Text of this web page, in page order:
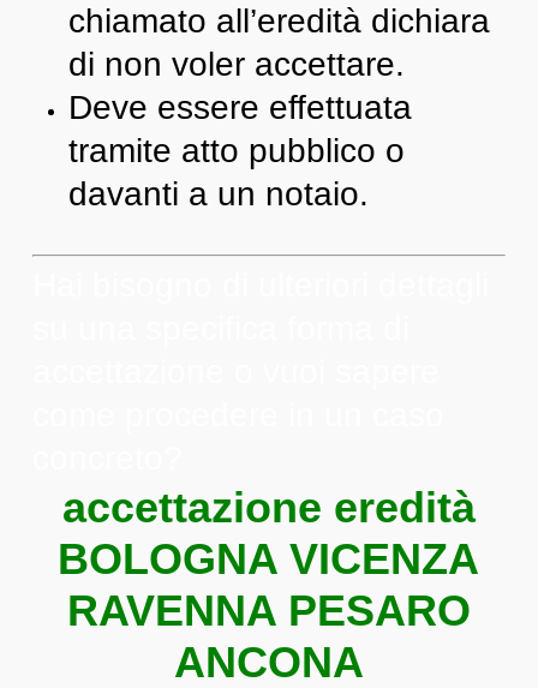
chiamato all’eredità dichiara
di non voler accettare.
Deve essere effettuata
tramite atto pubblico o
davanti a un notaio.
accettazione eredità
BOLOGNA VICENZA
RAVENNA PESARO
ANCONA